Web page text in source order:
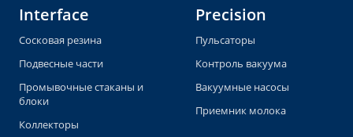
Interface
Сосковая резина
Подвесные части
Промывочные стаканы и
блоки
Коллекторы
Precision
Пульсаторы
Контроль вакуума
Вакуумные насосы
Приемник молока